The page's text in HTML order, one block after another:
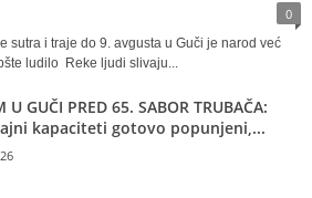
0
sutra i traje do 9. avgusta u Guči je narod već
ludilo Reke ljudi slivaju...
U GUČI PRED 65. SABOR TRUBAČA:
kapaciteti gotovo popunjeni,...